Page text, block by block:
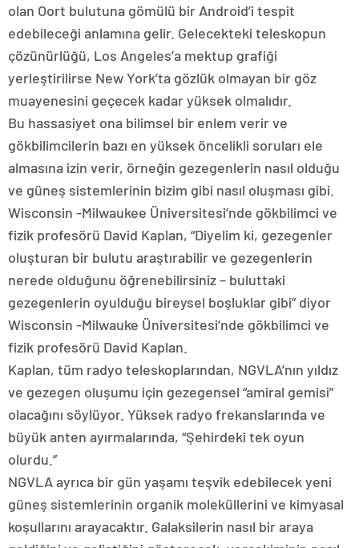
olan Oort bulutuna gömülü bir Android’i tespit
edebileceği anlamına gelir. Gelecekteki teleskopun
çözünürlüğü, Los Angeles’a mektup grafiği
yerleştirilirse New York’ta gözlük olmayan bir göz
muayenesini geçecek kadar yüksek olmalıdır.
Bu hassasiyet ona bilimsel bir enlem verir ve
gökbilimcilerin bazı en yüksek öncelikli soruları ele
almasına izin verir, örneğin gezegenlerin nasıl olduğu
ve güneş sistemlerinin bizim gibi nasıl oluşması gibi.
Wisconsin -Milwaukee Üniversitesi’nde gökbilimci ve
fizik profesörü David Kaplan, “Diyelim ki, gezegenler
oluşturan bir bulutu araştırabilir ve gezegenlerin
nerede olduğunu öğrenebilirsiniz – buluttaki
gezegenlerin oyulduğu bireysel boşluklar gibi” diyor
Wisconsin -Milwauke Üniversitesi’nde gökbilimci ve
fizik profesörü David Kaplan.
Kaplan, tüm radyo teleskoplarından, NGVLA’nın yıldız
ve gezegen oluşumu için gezegensel “amiral gemisi”
olacağını söylüyor. Yüksek radyo frekanslarında ve
büyük anten ayırmalarında, “Şehirdeki tek oyun
olurdu.”
NGVLA ayrıca bir gün yaşamı teşvik edebilecek yeni
güneş sistemlerinin organik moleküllerini ve kimyasal
koşullarını arayacaktır. Galaksilerin nasıl bir araya